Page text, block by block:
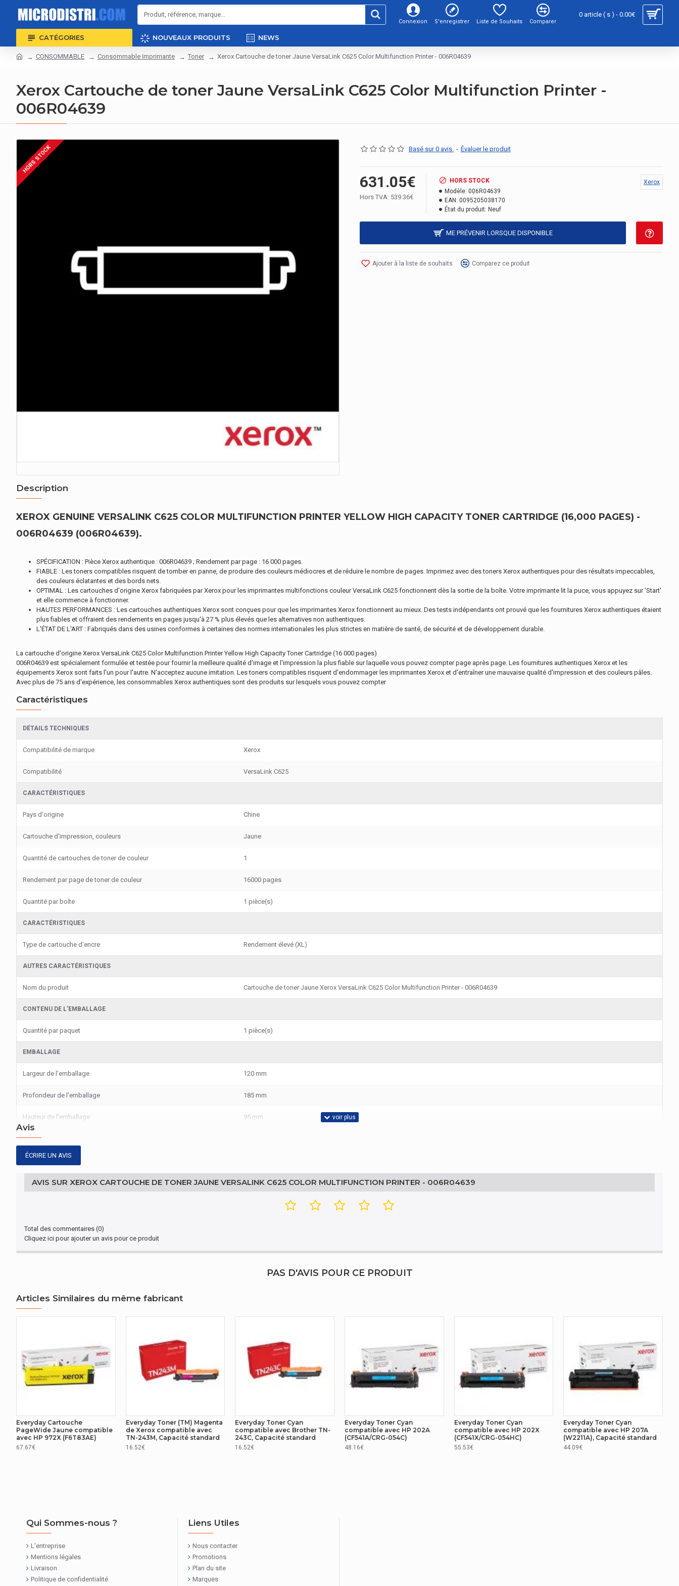
Connexion S'enregistrer Liste de Souhaits Comparer
0 article ( s ) - 0.00€
CATÉGORIES NOUVEAUX PRODUITS NEWS
CONSOMMABLE Consommable Imprimante Toner Xerox Cartouche de toner Jaune VersaLink C625 Color Multifunction Printer - 006R04639
Xerox Cartouche de toner Jaune VersaLink C625 Color Multifunction Printer -
006R04639
HORS STOCK Basé sur 0 avis. - Évaluer le produit
631.05€
Hors TVA: 539.36€
HORS STOCK
Modèle: 006R04639
EAN: 0095205038170
État du produit: Neuf
Xerox
ME PRÉVENIR LORSQUE DISPONIBLE
Ajouter à la liste de souhaits Comparez ce produit
Description
XEROX GENUINE VERSALINK C625 COLOR MULTIFUNCTION PRINTER YELLOW HIGH CAPACITY TONER CARTRIDGE (16,000 PAGES) -
006R04639 (006R04639).
SPÉCIFICATION : Pièce Xerox authentique : 006R04639 ; Rendement par page : 16 000 pages.
FIABLE : Les toners compatibles risquent de tomber en panne, de produire des couleurs médiocres et de réduire le nombre de pages. Imprimez avec des toners Xerox authentiques pour des résultats impeccables,
des couleurs éclatantes et des bords nets.
OPTIMAL : Les cartouches d'origine Xerox fabriquées par Xerox pour les imprimantes multifonctions couleur VersaLink C625 fonctionnent dès la sortie de la boîte. Votre imprimante lit la puce, vous appuyez sur 'Start'
et elle commence à fonctionner.
HAUTES PERFORMANCES : Les cartouches authentiques Xerox sont conçues pour que les imprimantes Xerox fonctionnent au mieux. Des tests indépendants ont prouvé que les fournitures Xerox authentiques étaient
plus fiables et offraient des rendements en pages jusqu'à 27 % plus élevés que les alternatives non authentiques.
L'ÉTAT DE L'ART : Fabriqués dans des usines conformes à certaines des normes internationales les plus strictes en matière de santé, de sécurité et de développement durable.
La cartouche d'origine Xerox VersaLink C625 Color Multifunction Printer Yellow High Capacity Toner Cartridge (16 000 pages)
006R04639 est spécialement formulée et testée pour fournir la meilleure qualité d'image et l'impression la plus fiable sur laquelle vous pouvez compter page après page. Les fournitures authentiques Xerox et les
équipements Xerox sont faits l'un pour l'autre. N'acceptez aucune imitation. Les toners compatibles risquent d'endommager les imprimantes Xerox et d'entraîner une mauvaise qualité d'impression et des couleurs pâles.
Avec plus de 75 ans d'expérience, les consommables Xerox authentiques sont des produits sur lesquels vous pouvez compter
Caractéristiques
DÉTAILS TECHNIQUES
Compatibilité de marque Xerox
Compatibilité VersaLink C625
CARACTÉRISTIQUES
Pays d'origine Chine
Cartouche d'impression, couleurs Jaune
Quantité de cartouches de toner de couleur 1
Rendement par page de toner de couleur 16000 pages
Quantité par boîte 1 pièce(s)
CARACTÉRISTIQUES
Type de cartouche d'encre Rendement élevé (XL)
AUTRES CARACTÉRISTIQUES
Nom du produit Cartouche de toner Jaune Xerox VersaLink C625 Color Multifunction Printer - 006R04639
CONTENU DE L'EMBALLAGE
Quantité par paquet 1 pièce(s)
EMBALLAGE
Largeur de l'emballage 120 mm
Profondeur de l'emballage 185 mm
Hauteur de l'emballage 95 mm
Poids du paquet
Type Original
Avis
ÉCRIRE UN AVIS
AVIS SUR XEROX CARTOUCHE DE TONER JAUNE VERSALINK C625 COLOR MULTIFUNCTION PRINTER - 006R04639
Total des commentaires (0)
Cliquez ici pour ajouter un avis pour ce produit
PAS D'AVIS POUR CE PRODUIT
Articles Similaires du même fabricant
Everyday Cartouche
PageWide Jaune compatible
avec HP 972X (F6T83AE)
67.67€
Everyday Toner (TM) Magenta
de Xerox compatible avec
TN-243M, Capacité standard
16.52€
Everyday Toner Cyan
compatible avec Brother TN-
243C, Capacité standard
16.52€
Everyday Toner Cyan
compatible avec HP 202A
(CF541A/CRG-054C)
48.16€
Everyday Toner Cyan
compatible avec HP 202X
(CF541X/CRG-054HC)
55.53€
Everyday Toner Cyan
compatible avec HP 207A
(W2211A), Capacité standard
44.09€
Qui Sommes-nous ?
L'entreprise
Mentions légales
Livraison
Politique de confidentialité
Liens Utiles
Nous contacter
Promotions
Plan du site
Marques